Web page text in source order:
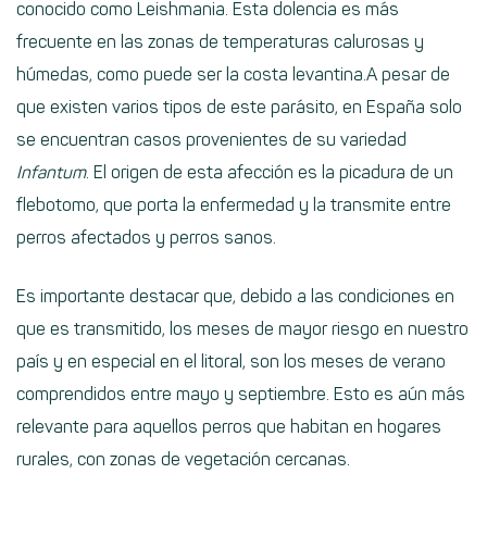
conocido como Leishmania. Esta dolencia es más
frecuente en las zonas de temperaturas calurosas y
húmedas, como puede ser la costa levantina.A pesar de
que existen varios tipos de este parásito, en España solo
se encuentran casos provenientes de su variedad
Infantum. El origen de esta afección es la picadura de un
flebotomo, que porta la enfermedad y la transmite entre
perros afectados y perros sanos.
Es importante destacar que, debido a las condiciones en
que es transmitido, los meses de mayor riesgo en nuestro
país y en especial en el litoral, son los meses de verano
comprendidos entre mayo y septiembre. Esto es aún más
relevante para aquellos perros que habitan en hogares
rurales, con zonas de vegetación cercanas.